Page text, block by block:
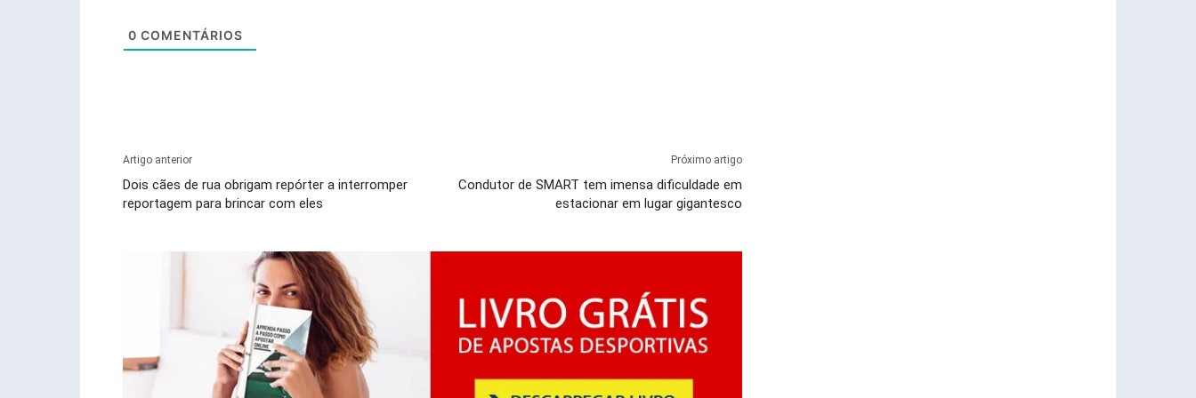
0 COMENTÁRIOS
Artigo anterior
Dois cães de rua obrigam repórter a interromper
reportagem para brincar com eles
Próximo artigo
Condutor de SMART tem imensa dificuldade em
estacionar em lugar gigantesco